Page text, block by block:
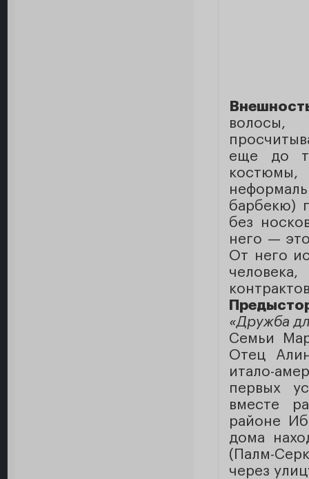
волосы,
еще до
барбекю)
без
него —
От него
«Дружба
Семьи
Отец
итало-
первых
вместе
районе
дома
(Палм-
через